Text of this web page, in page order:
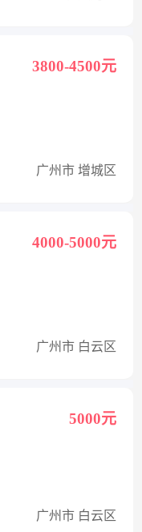
3800-4500元
广州市 增城区
4000-5000元
广州市 白云区
5000元
广州市 白云区